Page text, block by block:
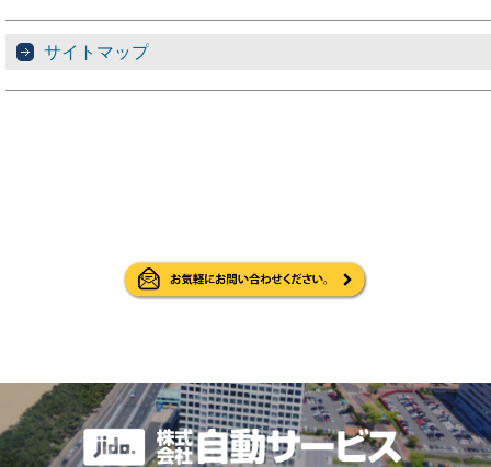
サイトマップ